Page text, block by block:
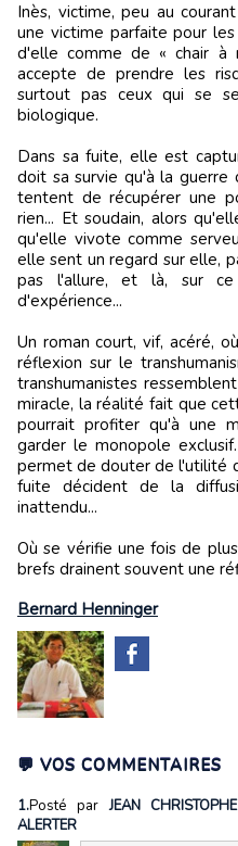
Inès, victime, peu au courant des risques qu'elle prend est
une victime parfaite pour
d'elle comme de « chair à
accepte de prendre les
surtout pas ceux qui se
biologique.
Dans sa fuite, elle est
doit sa survie qu'à la guerre
tentent de récupérer une
rien... Et soudain, alors
qu'elle vivote comme
elle sent un regard sur elle,
pas l'allure, et là, sur ce
d'expérience...
Un roman court, vif, acéré,
réflexion sur le
transhumanistes
miracle, la réalité fait que
pourrait profiter qu'à une
garder le monopole
permet de douter de l'utilité
fuite décident de la
inattendu...
Où se vérifie une fois de
brefs drainent souvent une
Bernard Henninger
💬 VOS COMMENTAIRES
1.Posté parJEAN
ALERTER